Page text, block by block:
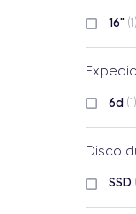
16" (1)
6d (1)
Disco
SSD